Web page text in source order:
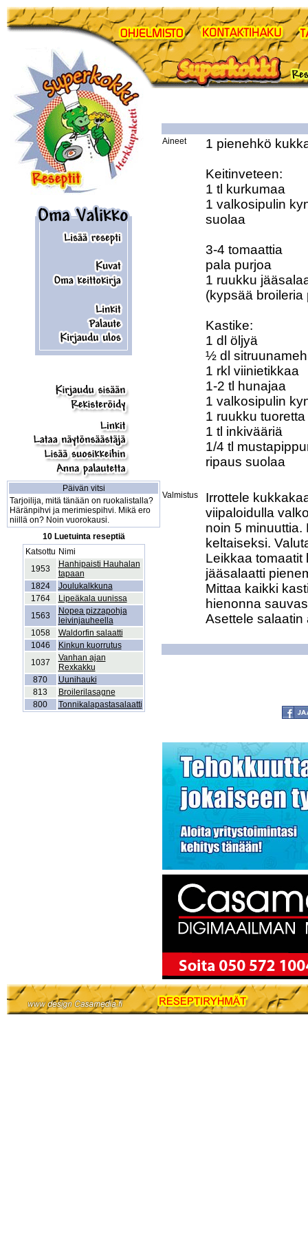
Päivän vitsi
Tarjoilija, mitä tänään on ruokalistalla?
Häränpihvi ja merimiespihvi. Mikä ero
niillä on? Noin vuorokausi.
10 Luetuinta reseptiä
Katsottu Nimi
1953
Hanhipaisti Hauhalan
tapaan
1824
Joulukalkkuna
1764
Lipeäkala uunissa
1563
Nopea pizzapohja
leivinjauheella
1058
Waldorfin salaatti
1046
Kinkun kuorrutus
1037
Vanhan ajan
Rexkakku
870
Uunihauki
813
Broilerilasagne
800
Tonnikalapastasalaatti
Aineet 1 pienehkö
Keitinveteen:
1 tl kurkumaa
1 valkosipulin
suolaa
3-4 tomaattia
pala purjoa
1 ruukku
(kypsää broileria
Kastike:
1 dl öljyä
½ dl
1 rkl viinietikkaa
1-2 tl hunajaa
1 valkosipulin
1 ruukku
1 tl inkivääriä
1/4 tl
ripaus suolaa
Valmistus
Irrottele
viipaloidulla
noin 5
keltaiseksi.
Leikkaa tomaatit
jääsalaatti
Mittaa kaikki
hienonna
Asettele